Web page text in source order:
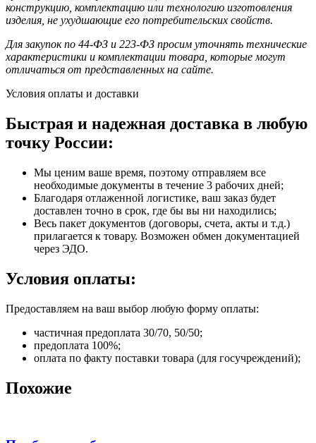
конструкцию, комплектацию или технологию изготовления
изделия, не ухудшающие его потребительских свойств.
Для закупок по 44-ФЗ и 223-ФЗ просим уточнять технические
характеристики и комплектации товара, которые могут
отличаться от представленных на сайте.
Условия оплаты и доставки
Быстрая и надежная доставка в любую
точку России:
Мы ценим ваше время, поэтому отправляем все
необходимые документы в течение 3 рабочих дней;
Благодаря отлаженной логистике, ваш заказ будет
доставлен точно в срок, где бы вы ни находились;
Весь пакет документов (договоры, счета, акты и т.д.)
прилагается к товару. Возможен обмен документацией
через ЭДО.
Условия оплаты:
Предоставляем на ваш выбор любую форму оплаты:
частичная предоплата 30/70, 50/50;
предоплата 100%;
оплата по факту поставки товара (для госучреждений);
Похожие